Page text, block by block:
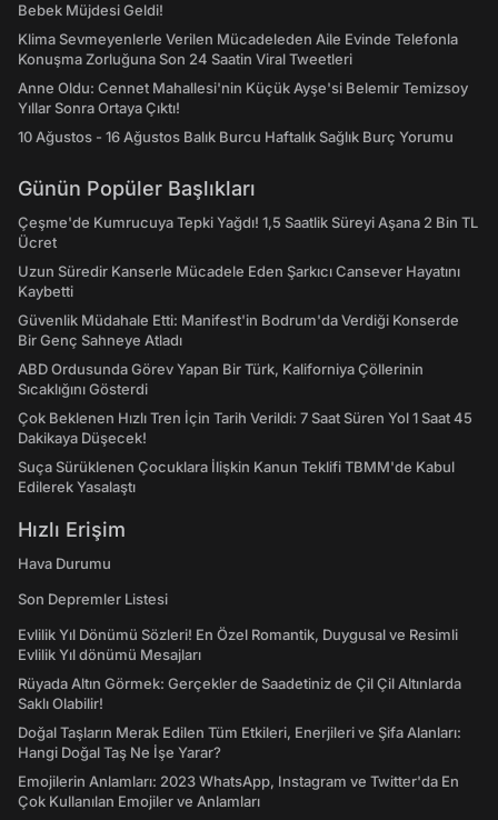
Bebek Müjdesi Geldi!
Klima Sevmeyenlerle Verilen Mücadeleden Aile Evinde Telefonla
Konuşma Zorluğuna Son 24 Saatin Viral Tweetleri
Anne Oldu: Cennet Mahallesi'nin Küçük Ayşe'si Belemir Temizsoy
Yıllar Sonra Ortaya Çıktı!
10 Ağustos - 16 Ağustos Balık Burcu Haftalık Sağlık Burç Yorumu
Günün Popüler Başlıkları
Çeşme'de Kumrucuya Tepki Yağdı! 1,5 Saatlik Süreyi Aşana 2 Bin TL
Ücret
Uzun Süredir Kanserle Mücadele Eden Şarkıcı Cansever Hayatını
Kaybetti
Güvenlik Müdahale Etti: Manifest'in Bodrum'da Verdiği Konserde
Bir Genç Sahneye Atladı
ABD Ordusunda Görev Yapan Bir Türk, Kaliforniya Çöllerinin
Sıcaklığını Gösterdi
Çok Beklenen Hızlı Tren İçin Tarih Verildi: 7 Saat Süren Yol 1 Saat 45
Dakikaya Düşecek!
Suça Sürüklenen Çocuklara İlişkin Kanun Teklifi TBMM'de Kabul
Edilerek Yasalaştı
Hızlı Erişim
Hava Durumu
Son Depremler Listesi
Evlilik Yıl Dönümü Sözleri! En Özel Romantik, Duygusal ve Resimli
Evlilik Yıl dönümü Mesajları
Rüyada Altın Görmek: Gerçekler de Saadetiniz de Çil Çil Altınlarda
Saklı Olabilir!
Doğal Taşların Merak Edilen Tüm Etkileri, Enerjileri ve Şifa Alanları:
Hangi Doğal Taş Ne İşe Yarar?
Emojilerin Anlamları: 2023 WhatsApp, Instagram ve Twitter'da En
Çok Kullanılan Emojiler ve Anlamları